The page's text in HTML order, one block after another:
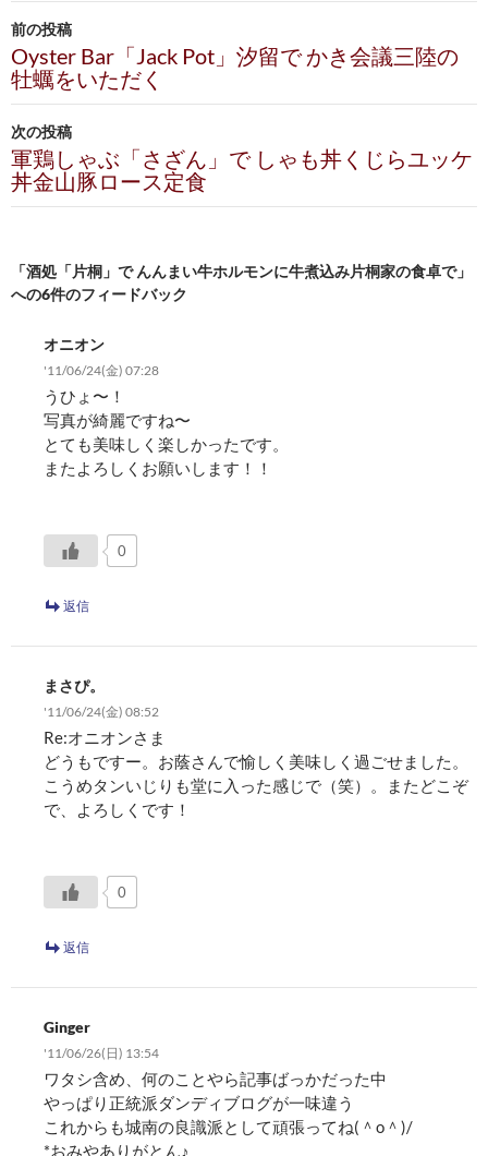
投
稿
ナ
ビ
ゲ
ー
ョ
前の投稿
Oyster Bar「Jack Pot」汐留で かき会議三陸の
牡蠣をいただく
次の投稿
軍鶏しゃぶ「さざん」で しゃも丼くじらユッケ
丼金山豚ロース定食
「酒処「片桐」で んんまい牛ホルモンに牛煮込み片桐家の食卓で」
への6件のフィードバック
オニオン
'11/06/24(金) 07:28
うひょ〜！
写真が綺麗ですね〜
とても美味しく楽しかったです。
またよろしくお願いします！！
0
返信
まさぴ。
'11/06/24(金) 08:52
Re:オニオンさま
どうもですー。お蔭さんで愉しく美味しく過ごせました。
こうめタンいじりも堂に入った感じで（笑）。またどこぞ
で、よろしくです！
0
返信
Ginger
'11/06/26(日) 13:54
ワタシ含め、何のことやら記事ばっかだった中
やっぱり正統派ダンディブログが一味違う
これからも城南の良識派として頑張ってね(＾o＾)/
*おみやありがとん♪